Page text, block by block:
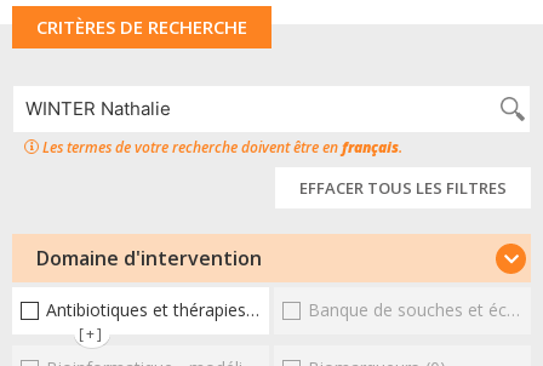
CRITÈRES DE RECHERCHE
Les termes de votre recherche doivent être enfrançais.
EFFACER TOUS LES FILTRES
Domaine d'intervention
Antibiotiques et thérapies alternatives (6)
[+]
Banque de souches et échantillons